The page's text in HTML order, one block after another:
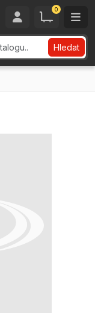
0
Hledat